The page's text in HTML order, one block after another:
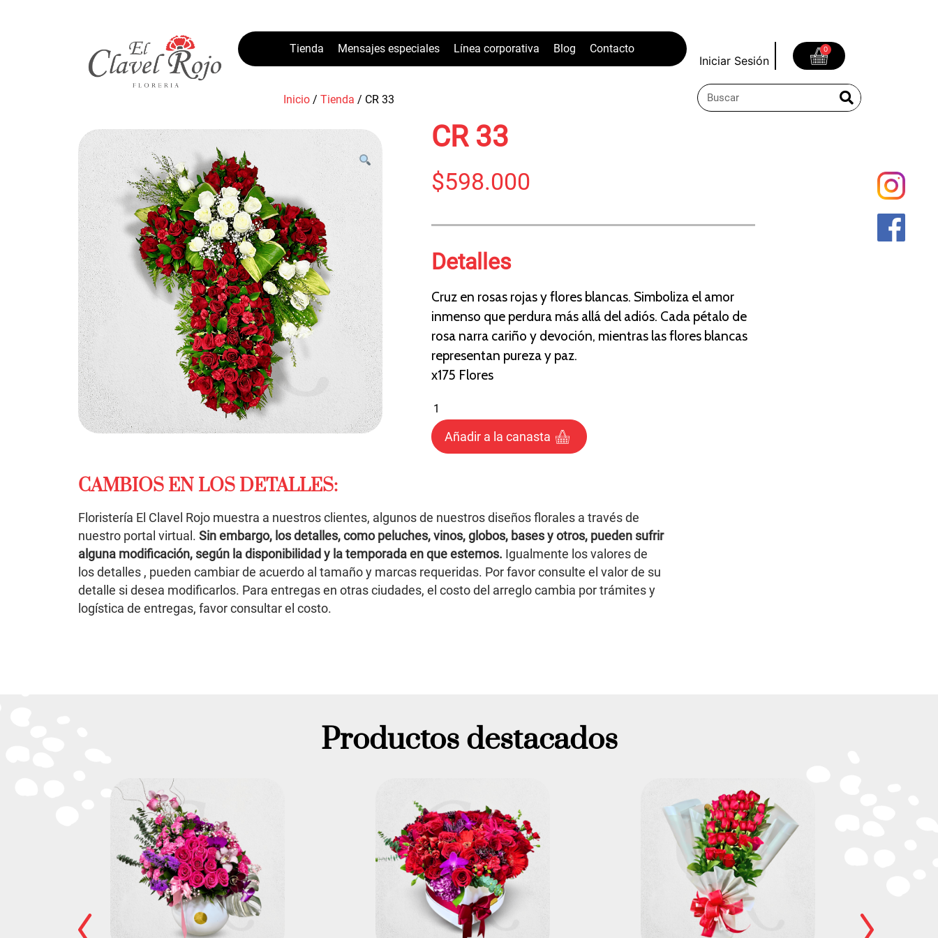
Tienda Mensajes especiales Línea corporativa Blog Contacto
Inicio /Tienda / CR 33
Iniciar Sesión
0
CR 33
$598.000
Detalles
Cruz en rosas rojas y flores blancas. Simboliza el amor
inmenso que perdura más allá del adiós. Cada pétalo de
rosa narra cariño y devoción, mientras las flores blancas
representan pureza y paz.
x175 Flores
Añadir a la canasta
CAMBIOS EN LOS DETALLES:
Floristería El Clavel Rojo muestra a nuestros clientes, algunos de nuestros diseños florales a través de
nuestro portal virtual. Sin embargo, los detalles, como peluches, vinos, globos, bases y otros, pueden sufrir
alguna modificación, según la disponibilidad y la temporada en que estemos. Igualmente los valores de
los detalles , pueden cambiar de acuerdo al tamaño y marcas requeridas. Por favor consulte el valor de su
detalle si desea modificarlos. Para entregas en otras ciudades, el costo del arreglo cambia por trámites y
logística de entregas, favor consultar el costo.
Productos destacados